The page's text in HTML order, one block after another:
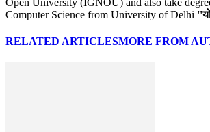
Computer Science from University of Delhi
RELATED ARTICLESMORE FROM